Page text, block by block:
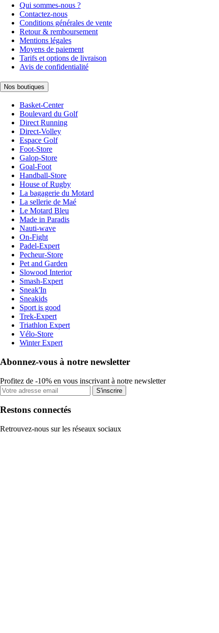
Qui sommes-nous ?
Contactez-nous
Conditions générales de vente
Retour & remboursement
Mentions légales
Moyens de paiement
Tarifs et options de livraison
Avis de confidentialité
Nos boutiques
Basket-Center
Boulevard du Golf
Direct Running
Direct-Volley
Espace Golf
Foot-Store
Galop-Store
Goal-Foot
Handball-Store
House of Rugby
La bagagerie du Motard
La sellerie de Maé
Le Motard Bleu
Made in Paradis
Nauti-wave
On-Fight
Padel-Expert
Pecheur-Store
Pet and Garden
Slowood Interior
Smash-Expert
Sneak'In
Sneakids
Sport is good
Trek-Expert
Triathlon Expert
Vélo-Store
Winter Expert
Abonnez-vous à notre newsletter
Profitez de -10% en vous inscrivant à notre newsletter
S'inscrire
Restons connectés
Retrouvez-nous sur les réseaux sociaux